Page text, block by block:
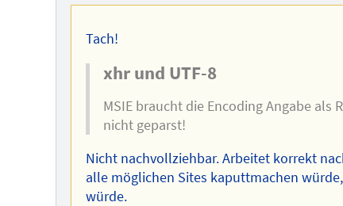
Tach!
xhr und UTF-8
MSIE braucht die Encoding Angabe als
nicht geparst!
Nicht nachvollziehbar. Arbeitet korrekt
alle möglichen Sites kaputtmachen
würde.